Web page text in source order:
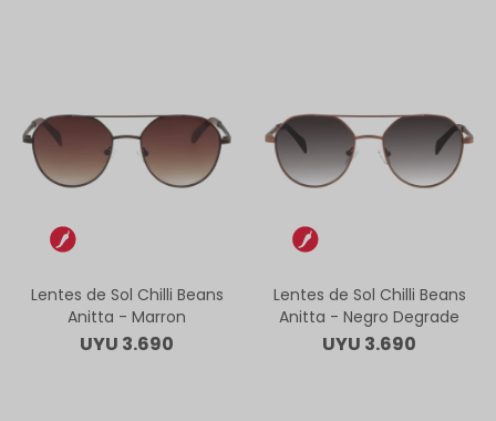
Lentes de Sol Chilli Beans
Anitta - Marron
UYU 3.690
Lentes de Sol Chilli Beans
Anitta - Negro Degrade
UYU 3.690